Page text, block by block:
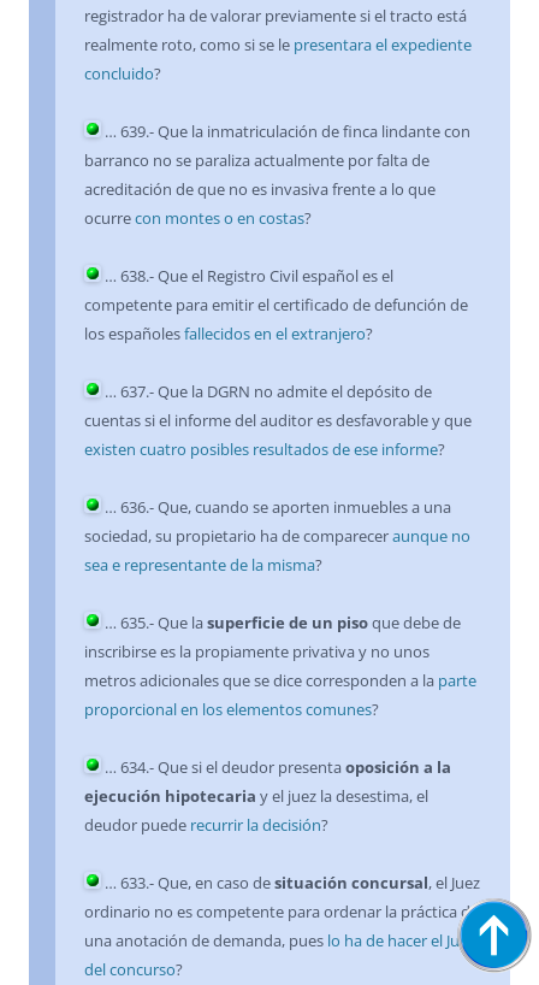
registrador ha de valorar previamente si el tracto está
realmente roto, como si se le presentara el expediente
concluido?
… 639.- Que la inmatriculación de finca lindante con
barranco no se paraliza actualmente por falta de
acreditación de que no es invasiva frente a lo que
ocurrecon montes o en costas?
… 638.- Que el Registro Civil español es el
competente para emitir el certificado de defunción de
los españolesfallecidos en el extranjero?
… 637.- Que la DGRN no admite el depósito de
cuentas si el informe del auditor es desfavorable y que
existen cuatro posibles resultados de ese informe?
… 636.- Que, cuando se aporten inmuebles a una
sociedad, su propietario ha de compareceraunque no
sea e representante de la misma?
… 635.- Que la superficie de un pisoque debe de
inscribirse es la propiamente privativa y no unos
metros adicionales que se dice corresponden a la parte
proporcional en los elementos comunes?
… 634.- Que si el deudor presenta oposición a la
ejecución hipotecaria y el juez la desestima, el
deudor puede recurrir la decisión?
… 633.- Que, en caso desituación concursal, el Juez
ordinario no es competente para ordenar la práctica de
una anotación de demanda, pues lo ha de hacer el Juez
del concurso?